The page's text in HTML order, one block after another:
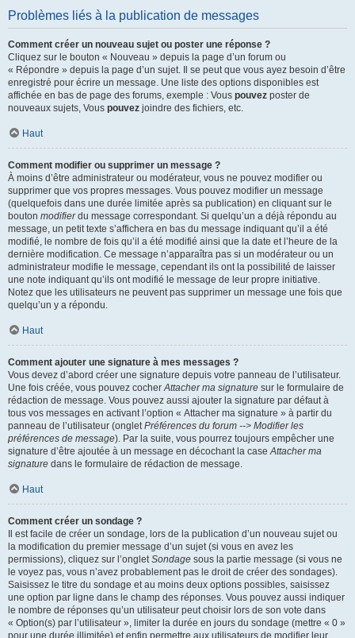
Problèmes liés à la publication de messages
Comment créer un nouveau sujet ou poster une réponse ?
Cliquez sur le bouton « Nouveau » depuis la page d’un forum ou
« Répondre » depuis la page d’un sujet. Il se peut que vous ayez besoin d’être
enregistré pour écrire un message. Une liste des options disponibles est
affichée en bas de page des forums, exemple : Vous pouvez poster de
nouveaux sujets, Vous pouvez joindre des fichiers, etc.
Haut
Comment modifier ou supprimer un message ?
À moins d’être administrateur ou modérateur, vous ne pouvez modifier ou
supprimer que vos propres messages. Vous pouvez modifier un message
(quelquefois dans une durée limitée après sa publication) en cliquant sur le
bouton modifierdu message correspondant. Si quelqu’un a déjà répondu au
message, un petit texte s’affichera en bas du message indiquant qu’il a été
modifié, le nombre de fois qu’il a été modifié ainsi que la date et l’heure de la
dernière modification. Ce message n’apparaîtra pas si un modérateur ou un
administrateur modifie le message, cependant ils ont la possibilité de laisser
une note indiquant qu’ils ont modifié le message de leur propre initiative.
Notez que les utilisateurs ne peuvent pas supprimer un message une fois que
quelqu’un y a répondu.
Haut
Comment ajouter une signature à mes messages ?
Vous devez d’abord créer une signature depuis votre panneau de l’utilisateur.
Une fois créée, vous pouvez cocherAttacher ma signature sur le formulaire de
rédaction de message. Vous pouvez aussi ajouter la signature par défaut à
tous vos messages en activant l’option « Attacher ma signature » à partir du
panneau de l’utilisateur (ongletPréférences du forum --> Modifier les
préférences de message). Par la suite, vous pourrez toujours empêcher une
signature d’être ajoutée à un message en décochant la caseAttacher ma
signature dans le formulaire de rédaction de message.
Haut
Comment créer un sondage ?
Il est facile de créer un sondage, lors de la publication d’un nouveau sujet ou
la modification du premier message d’un sujet (si vous en avez les
permissions), cliquez sur l’ongletSondage sous la partie message (si vous ne
le voyez pas, vous n’avez probablement pas le droit de créer des sondages).
Saisissez le titre du sondage et au moins deux options possibles, saisissez
une option par ligne dans le champ des réponses. Vous pouvez aussi indiquer
le nombre de réponses qu’un utilisateur peut choisir lors de son vote dans
« Option(s) par l’utilisateur », limiter la durée en jours du sondage (mettre « 0 »
pour une durée illimitée) et enfin permettre aux utilisateurs de modifier leur